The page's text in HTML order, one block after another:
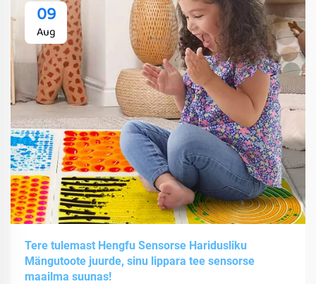
09
Aug
Tere tulemast Hengfu Sensorse Haridusliku
Mängutoote juurde, sinu lippara tee sensorse
maailma suunas!